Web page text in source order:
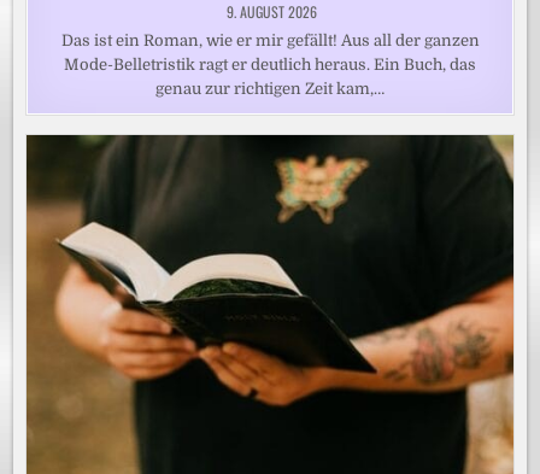
9. AUGUST 2026
Das ist ein Roman, wie er mir gefällt! Aus all der ganzen
Mode-Belletristik ragt er deutlich heraus. Ein Buch, das
genau zur richtigen Zeit kam,…